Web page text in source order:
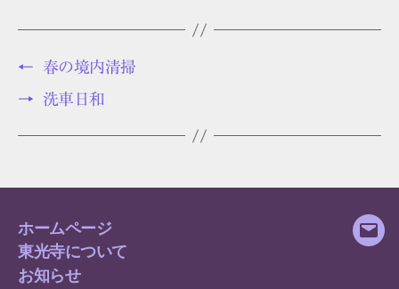
←
春の境内清掃
→
洗車日和
ホームページ
東光寺について
お知らせ
メ